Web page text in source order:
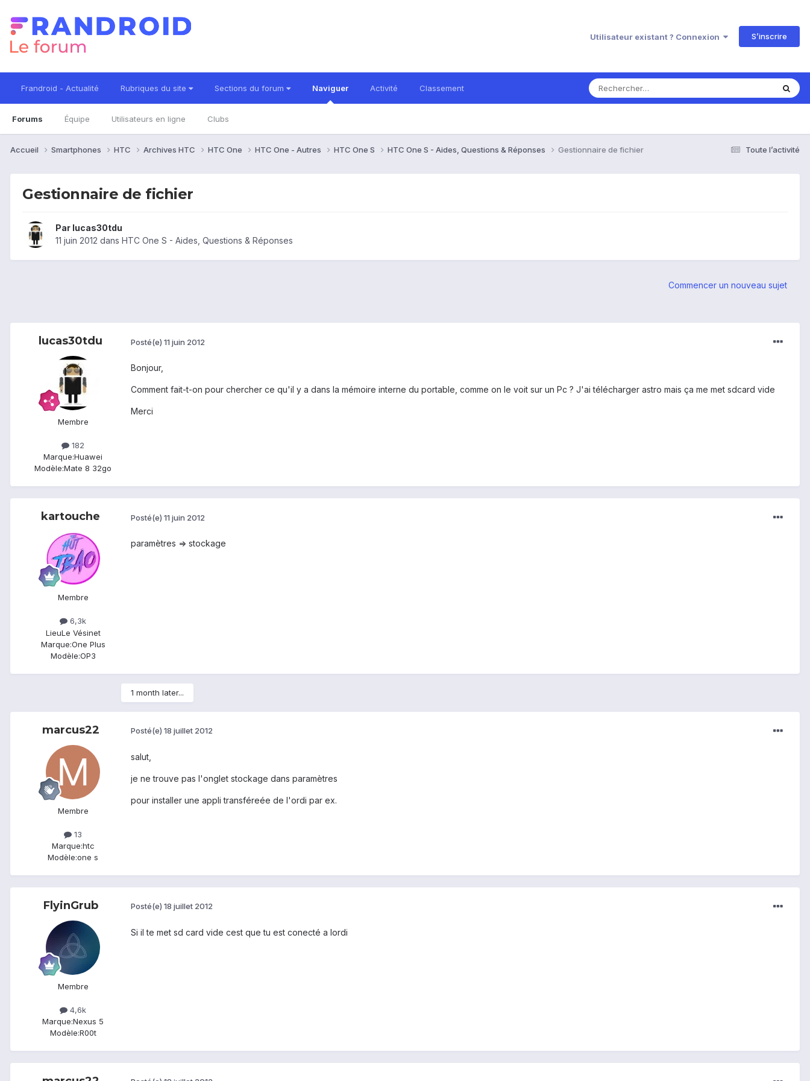
Utilisateur existant ? Connexion S’inscrire
Frandroid - Actualité Rubriques du site Sections du forum Naviguer
Forums Équipe Utilisateurs en ligne Clubs
Activité Classement
Toute l’activité
Accueil Smartphones HTC Archives HTC HTC One HTC One - Autres HTC One S HTC One S - Aides, Questions & Réponses Gestionnaire de fichier
Gestionnaire de fichier
Par lucas30tdu
11 juin 2012 dans HTC One S - Aides, Questions & Réponses
Commencer un nouveau sujet
lucas30tdu
Membre
182
Marque:Huawei
Modèle:Mate 8 32go
Posté(e) 11 juin 2012
Bonjour,
Comment fait-t-on pour chercher ce qu'il y a dans la mémoire interne du portable, comme on le voit sur un Pc ? J'ai télécharger astro mais ça me met sdcard vide
Merci
kartouche
Membre
6,3k
LieuLe Vésinet
Marque:One Plus
Modèle:OP3
Posté(e) 11 juin 2012
paramètres => stockage
1 month later...
marcus22
Membre
13
Marque:htc
Modèle:one s
Posté(e) 18 juillet 2012
salut,
je ne trouve pas l'onglet stockage dans paramètres
pour installer une appli transféreée de l'ordi par ex.
FlyinGrub
Membre
4,6k
Marque:Nexus 5
Modèle:R00t
Posté(e) 18 juillet 2012
Si il te met sd card vide cest que tu est conecté a lordi